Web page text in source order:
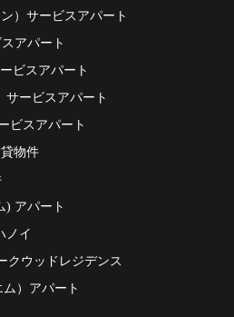
）サービスアパート
アパート
ビスアパート
サービスアパート
ビスアパート
物件
) アパート
ノイ
クウッドレジデンス
）アパート